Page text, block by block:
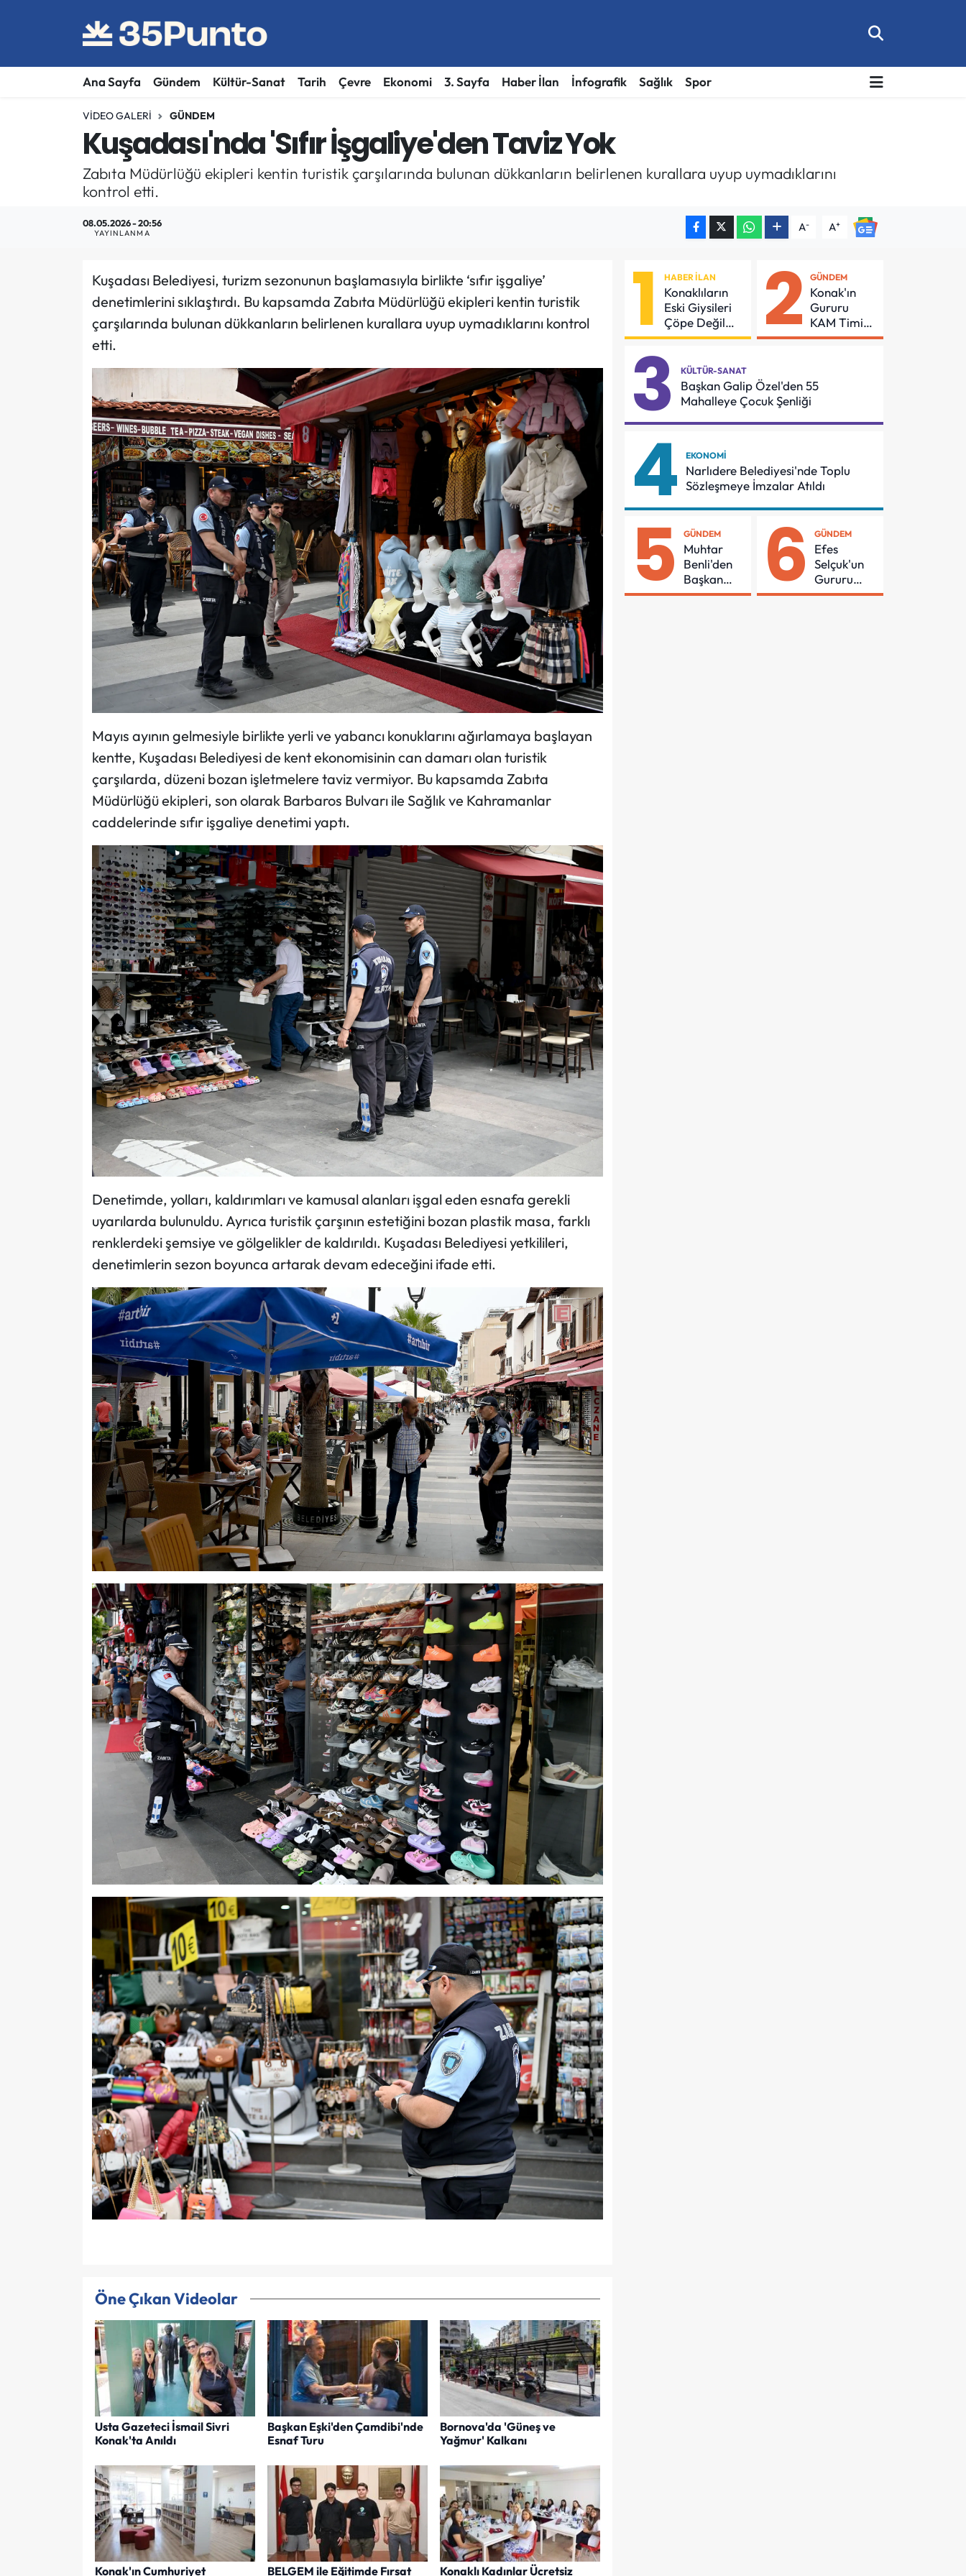
Ana Sayfa Gündem Kültür-Sanat Tarih Çevre Ekonomi 3. Sayfa Haber İlan İnfografik Sağlık Spor
VIDEO GALERI GÜNDEM
Kuşadası'nda 'Sıfır İşgaliye'den Taviz Yok
Zabıta Müdürlüğü ekipleri kentin turistik çarşılarında bulunan dükkanların belirlenen kurallara uyup uymadıklarını
kontrol etti.
08.05.2026 - 20:56
YAYINLANMA A- A+
Kuşadası Belediyesi, turizm sezonunun başlamasıyla birlikte ‘sıfır işgaliye’
denetimlerini sıklaştırdı. Bu kapsamda Zabıta Müdürlüğü ekipleri kentin turistik
çarşılarında bulunan dükkanların belirlenen kurallara uyup uymadıklarını kontrol
etti.
Mayıs ayının gelmesiyle birlikte yerli ve yabancı konuklarını ağırlamaya başlayan
kentte, Kuşadası Belediyesi de kent ekonomisinin can damarı olan turistik
çarşılarda, düzeni bozan işletmelere taviz vermiyor. Bu kapsamda Zabıta
Müdürlüğü ekipleri, son olarak Barbaros Bulvarı ile Sağlık ve Kahramanlar
caddelerinde sıfır işgaliye denetimi yaptı.
Denetimde, yolları, kaldırımları ve kamusal alanları işgal eden esnafa gerekli
uyarılarda bulunuldu. Ayrıca turistik çarşının estetiğini bozan plastik masa, farklı
renklerdeki şemsiye ve gölgelikler de kaldırıldı. Kuşadası Belediyesi yetkilileri,
denetimlerin sezon boyunca artarak devam edeceğini ifade etti.
Öne Çıkan Videolar
Usta Gazeteci İsmail Sivri
Konak'ta Anıldı
Başkan Eşki'den Çamdibi'nde
Esnaf Turu
Bornova'da 'Güneş ve
Yağmur' Kalkanı
Konak'ın Cumhuriyet BELGEM ile Eğitimde Fırsat Konaklı Kadınlar Ücretsiz
1 HABER İLAN
Konaklıların
Eski Giysileri
Çöpe Değil
Geri
Gidiyor
2 GÜNDEM
Konak'ın
Gururu
KAM Timi
Can
Aldı
3 KÜLTÜR-SANAT
Başkan Galip Özel'den 55
Mahalleye Çocuk Şenliği
4 EKONOMI
Narlıdere Belediyesi'nde Toplu
Sözleşmeye İmzalar Atıldı
5 GÜNDEM
Muhtar
Benli'den
Başkan
Yetişkin'e
6 GÜNDEM
Efes
Selçuk'un
Gururu
Emirhan